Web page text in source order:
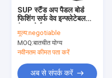
SUP स्टैंड अप पैडल बोर्ड
फिशिंग सर्फ वेव इन्फ्लेटेबल
मूल्य:negotiable
MOQ:बातचीत योग्य
नवीनतम कीमत पता करें
अब से संपर्क करें